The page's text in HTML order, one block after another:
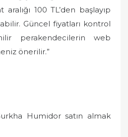
100 TL’den başlayıp
Güncel fiyatları kontrol
perakendecilerin web
önerilir.”
Humidor satın almak